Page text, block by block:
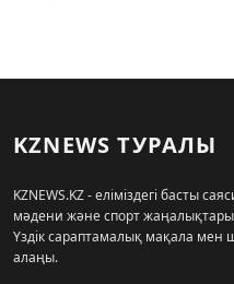
KZNEWS ТУРАЛЫ
KZNEWS.KZ - еліміздегі басты
мәдени және спорт
Үздік сараптамалық мақала
алаңы.